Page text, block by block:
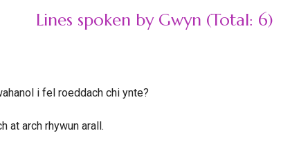
Lines spoken by Gwyn (Total: 6)
i fel roeddach chi ynte?
at arch rhywun arall.